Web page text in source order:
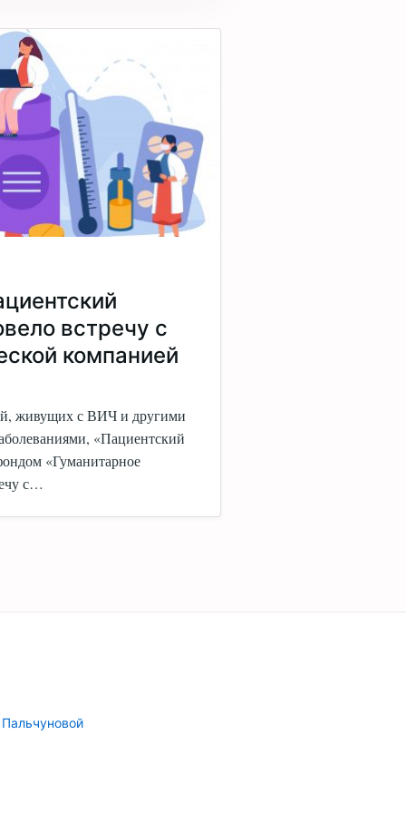
встречу с
компанией
живущих с ВИЧ и другими
«Пациентский
«Гуманитарное
с…